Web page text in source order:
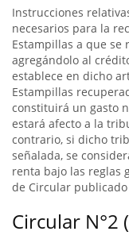
Instrucciones
necesarios para la
Estampillas a que se
agregándolo al
establece en dicho
Estampillas
constituirá un gasto
estará afecto a la
contrario, si dicho
señalada, se
renta bajo las reglas
de Circular
Circular N°2